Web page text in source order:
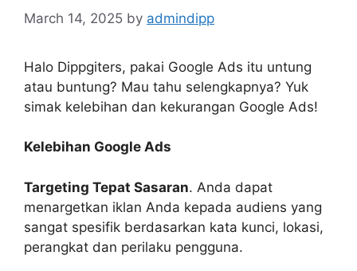
March 14, 2025 by admindipp
Halo Dippgiters, pakai Google Ads itu untung
atau buntung? Mau tahu selengkapnya? Yuk
simak kelebihan dan kekurangan Google Ads!
Kelebihan Google Ads
Targeting Tepat Sasaran. Anda dapat
menargetkan iklan Anda kepada audiens yang
sangat spesifik berdasarkan kata kunci, lokasi,
perangkat dan perilaku pengguna.